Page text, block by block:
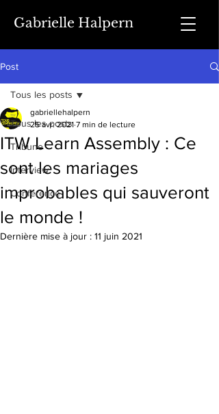
Gabrielle Halpern
Post
Tous les posts
Tribune
Interview
Conférence
Tous les posts
ITW Learn Assembly : Ce
sont les mariages
improbables qui sauveront
le monde !
gabriellehalpern
25 avr. 2021 7 min de lecture
Dernière mise à jour : 11 juin 2021